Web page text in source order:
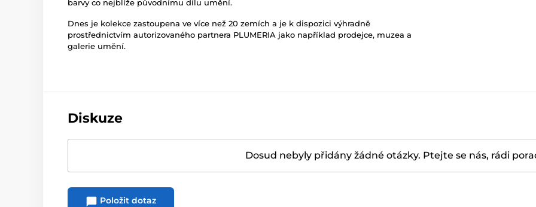
barvy co nejblíže původnímu dílu umění.
Dnes je kolekce zastoupena ve více než 20 zemích a je k dispozici výhradně
prostřednictvím autorizovaného partnera PLUMERIA jako například prodejce, muzea a
galerie umění.
Diskuze
Dosud nebyly přidány žádné otázky. Ptejte se nás, rádi
Položit dotaz